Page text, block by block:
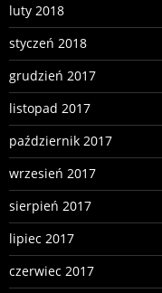
luty 2018
styczeń 2018
grudzień 2017
listopad 2017
październik 2017
wrzesień 2017
sierpień 2017
lipiec 2017
czerwiec 2017